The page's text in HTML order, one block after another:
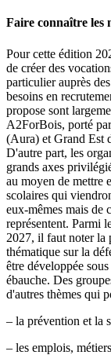
Faire connaître les
Pour cette édition
de créer des
particulier auprès
besoins en
propose sont
A2ForBois, porté
(Aura) et Grand Est
D'autre part, les
grands axes
au moyen de mettre
scolaires qui
eux-mêmes mais de
représentent. Parmi
2027, il faut noter la
thématique sur la
être développée
ébauche. Des
d'autres thèmes qui
– la prévention et la
– les emplois,